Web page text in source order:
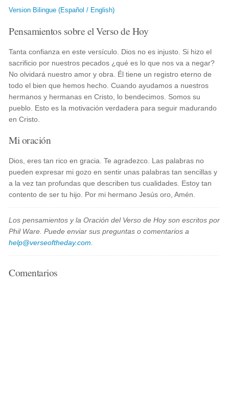
Version Bilingue (Español / English)
Pensamientos sobre el Verso de Hoy
Tanta confianza en este versículo. Dios no es injusto. Si hizo el
sacrificio por nuestros pecados ¿qué es lo que nos va a negar?
No olvidará nuestro amor y obra. Él tiene un registro eterno de
todo el bien que hemos hecho. Cuando ayudamos a nuestros
hermanos y hermanas en Cristo, lo bendecimos. Somos su
pueblo. Esto es la motivación verdadera para seguir madurando
en Cristo.
Mi oración
Dios, eres tan rico en gracia. Te agradezco. Las palabras no
pueden expresar mi gozo en sentir unas palabras tan sencillas y
a la vez tan profundas que describen tus cualidades. Estoy tan
contento de ser tu hijo. Por mi hermano Jesús oro, Amén.
Los pensamientos y la Oración del Verso de Hoy son escritos por
Phil Ware. Puede enviar sus preguntas o comentarios a
help@verseoftheday.com
Comentarios